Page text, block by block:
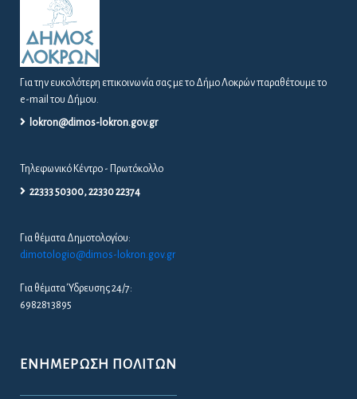
Για την ευκολότερη επικοινωνία σας με το Δήμο Λοκρών παραθέτουμε το
e-mail του Δήμου.
lokron@dimos-lokron.gov.gr
Τηλεφωνικό Κέντρο - Πρωτόκολλο
22333 50300, 22330 22374
Για θέματα Δημοτολογίου:
dimotologio@dimos-lokron.gov.gr
Για θέματα Ύδρευσης 24/7:
6982813895
ΕΝΗΜΈΡΩΣΗ ΠΟΛΙΤΏΝ